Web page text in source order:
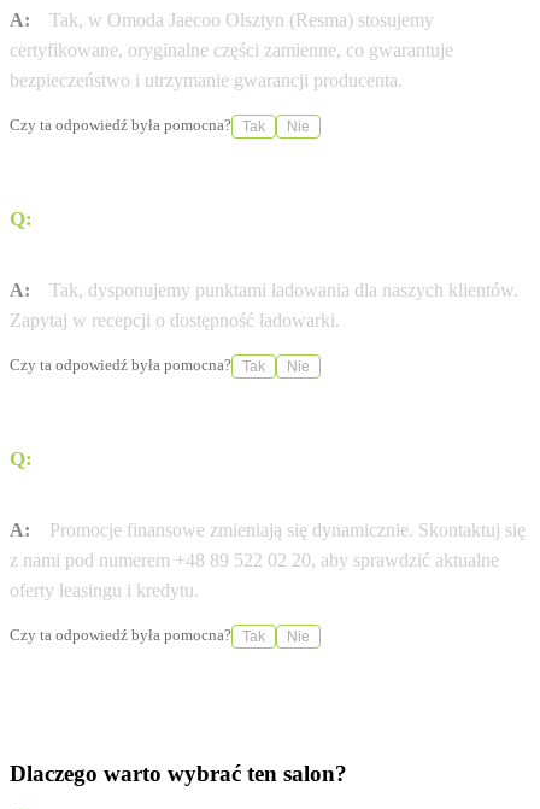
A:
Tak, w Omoda Jaecoo Olsztyn (Resma) stosujemy
certyfikowane, oryginalne części zamienne, co gwarantuje
bezpieczeństwo i utrzymanie gwarancji producenta.
Czy ta odpowiedź była pomocna? Tak Nie
Q:
A:
Tak, dysponujemy punktami ładowania dla naszych klientów.
Zapytaj w recepcji o dostępność ładowarki.
Czy ta odpowiedź była pomocna? Tak Nie
Q:
A:
Promocje finansowe zmieniają się dynamicznie. Skontaktuj się
z nami pod numerem +48 89 522 02 20, aby sprawdzić aktualne
oferty leasingu i kredytu.
Czy ta odpowiedź była pomocna? Tak Nie
Dlaczego warto wybrać ten salon?